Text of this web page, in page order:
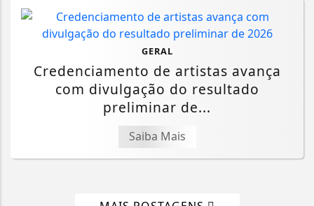
GERAL
Credenciamento de artistas avança
com divulgação do resultado
preliminar de...
Saiba Mais